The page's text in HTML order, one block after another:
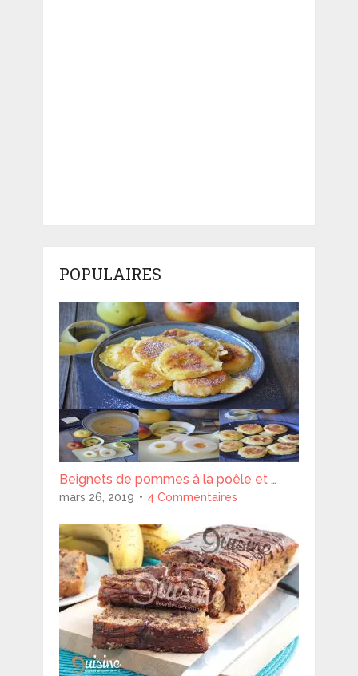
POPULAIRES
Beignets de pommes à la poêle et …
mars 26, 2019 4 Commentaires